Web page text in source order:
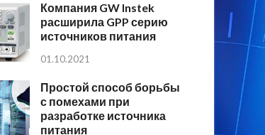
Компания GW Instek
расширила GPP серию
источников питания
01.10.2021
Простой способ борьбы
с помехами при
разработке источника
питания